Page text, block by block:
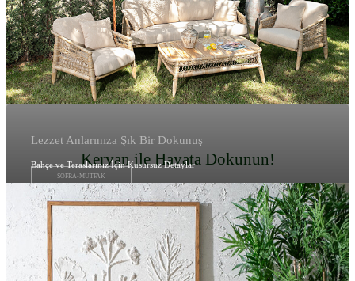
Lezzet Anlarınıza Şık Bir Dokunuş
SOFRA-MUTFAK
Bahçe ve Teraslarınız İçin Kusursuz Detaylar
Kervan ile Hayata Dokunun!